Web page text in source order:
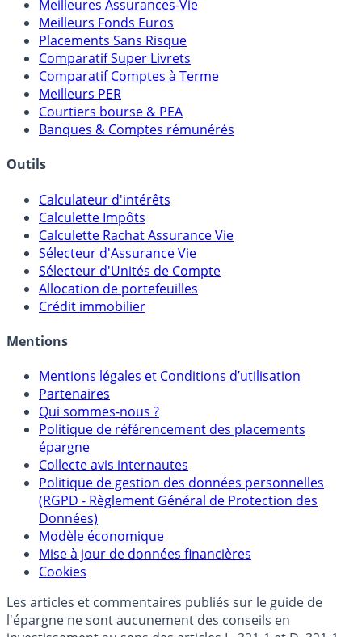
Meilleures Assurances-Vie
Meilleurs Fonds Euros
Placements Sans Risque
Comparatif Super Livrets
Comparatif Comptes à Terme
Meilleurs PER
Courtiers bourse & PEA
Calculateur d'intérêts
Calculette Impôts
Calculette Rachat Assurance Vie
Sélecteur d'Assurance Vie
Sélecteur d'Unités de Compte
Allocation de portefeuilles
Mentions légales et Conditions d’utilisation
Partenaires
Qui sommes-nous ?
Politique de référencement des placements
épargne
Collecte avis internautes
Politique de gestion des données personnelles
(RGPD - Règlement Général de Protection des
Données)
Modèle économique
Mise à jour de données financières
Cookies
Les articles et commentaires publiés sur le guide de